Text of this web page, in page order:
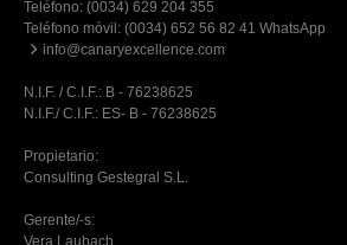
Teléfono: (0034) 629 204 355
Teléfono móvil: (0034) 652 56 82 41 WhatsApp
info@canaryexcellence.com
N.I.F. / C.I.F.: B - 76238625
N.I.F./ C.I.F.: ES- B - 76238625
Propietario:
Consulting Gestegral S.L.
Gerente/-s:
Vera Laubach